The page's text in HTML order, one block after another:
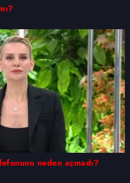
neden açmadı?